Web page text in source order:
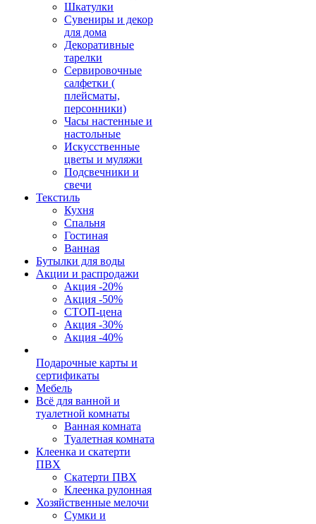
Шкатулки
Сувениры и декор
для дома
Декоративные
тарелки
Сервировочные
салфетки (
плейсматы,
персонники)
Часы настенные и
настольные
Искусственные
цветы и муляжи
Подсвечники и
свечи
Текстиль
Кухня
Спальня
Гостиная
Ванная
Бутылки для воды
Акции и распродажи
Акция -20%
Акция -50%
СТОП-цена
Акция -30%
Акция -40%
Подарочные карты и
сертификаты
Мебель
Всё для ванной и
туалетной комнаты
Ванная комната
Туалетная комната
Клеенка и скатерти
ПВХ
Скатерти ПВХ
Клеенка рулонная
Хозяйственные мелочи
Сумки и